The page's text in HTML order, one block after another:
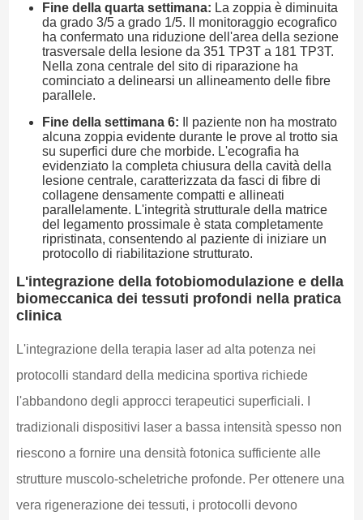
Fine della quarta settimana: La zoppia è diminuita
da grado 3/5 a grado 1/5. Il monitoraggio ecografico
ha confermato una riduzione dell'area della sezione
trasversale della lesione da 351 TP3T a 181 TP3T.
Nella zona centrale del sito di riparazione ha
cominciato a delinearsi un allineamento delle fibre
parallele.
Fine della settimana 6: Il paziente non ha mostrato
alcuna zoppia evidente durante le prove al trotto sia
su superfici dure che morbide. L'ecografia ha
evidenziato la completa chiusura della cavità della
lesione centrale, caratterizzata da fasci di fibre di
collagene densamente compatti e allineati
parallelamente. L'integrità strutturale della matrice
del legamento prossimale è stata completamente
ripristinata, consentendo al paziente di iniziare un
protocollo di riabilitazione strutturato.
L'integrazione della fotobiomodulazione e della
biomeccanica dei tessuti profondi nella pratica
clinica
L'integrazione della terapia laser ad alta potenza nei
protocolli standard della medicina sportiva richiede
l'abbandono degli approcci terapeutici superficiali. I
tradizionali dispositivi laser a bassa intensità spesso non
riescono a fornire una densità fotonica sufficiente alle
strutture muscolo-scheletriche profonde. Per ottenere una
vera rigenerazione dei tessuti, i protocolli devono